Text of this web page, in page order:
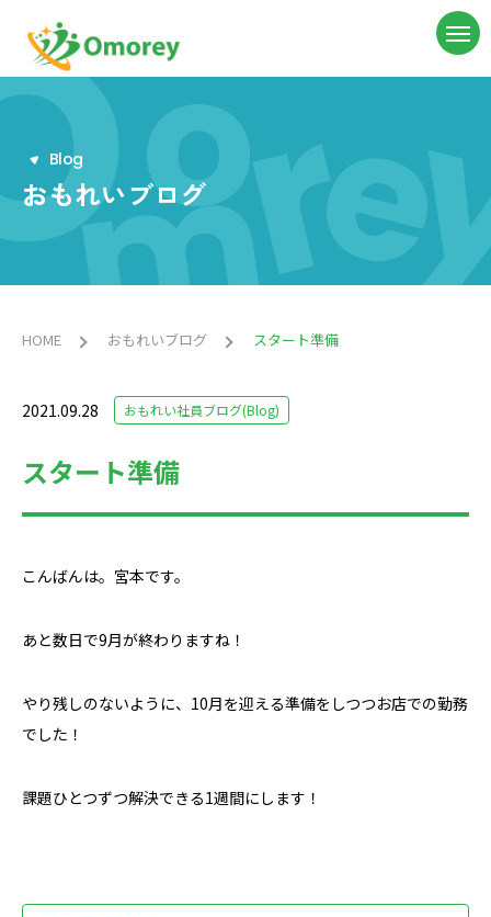
Blog
おもれいブログ
HOME おもれいブログ スタート準備
2021.09.28 おもれい社員ブログ(Blog)
スタート準備
こんばんは。宮本です。
あと数日で9月が終わりますね！
やり残しのないように、10月を迎える準備をしつつお店での勤務
でした！
課題ひとつずつ解決できる1週間にします！